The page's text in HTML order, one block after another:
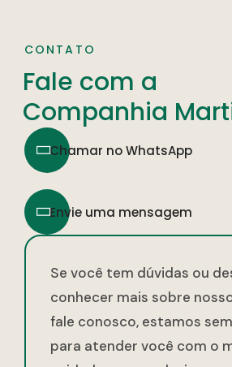
CONTATO
Fale com a
Companhia
Chamar no WhatsApp
Envie uma mensagem
Se você tem dúvidas ou
conhecer mais sobre
fale conosco, estamos
para atender você com o